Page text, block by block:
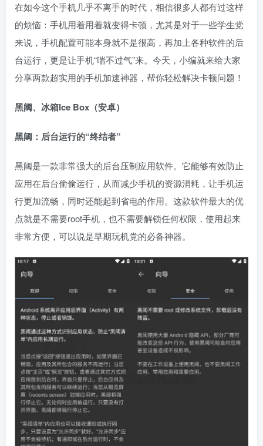
在如今这个手机几乎不离手的时代，相信很多人都有过这样
的烦恼：手机用着用着就变得卡顿，尤其是对于一些学生党
来说，手机配置可能本身就不是很高，再加上各种软件的后
台运行，更是让手机“喘不过气”来。今天，小编就来给大家
分享两款超实用的手机加速神器，帮你轻松解决卡顿问题！
黑阈、冰箱Ice Box（安卓）
黑阈：后台运行的“终结者”
黑阈是一款非常强大的后台压制应用软件。它能够有效防止
应用在后台偷偷运行，从而减少手机的资源消耗，让手机运
行更加流畅，同时还能起到省电的作用。这款软件最大的优
点就是不需要root手机，也不需要解锁任何权限，使用起来
非常方便，可以说是早期玩机党的必备神器。